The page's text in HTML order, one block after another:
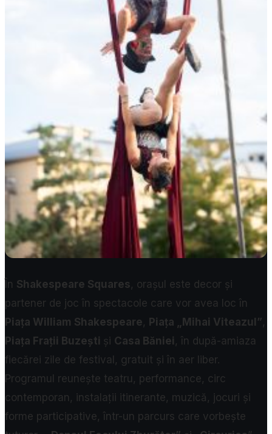
În Shakespeare Squares, orașul este decor și
partener de joc în spectacole care vor avea loc în
Piața William Shakespeare, Piața „Mihai Viteazul”,
Piața Frații Buzești și Casa Băniei , în după-amiaza
fiecărei zile de festival, gratuit și în aer liber.
Programul reunește teatru, performance, circ
contemporan, instalații itinerante, muzică, jocuri și
forme participative, într-un parcurs care vorbește